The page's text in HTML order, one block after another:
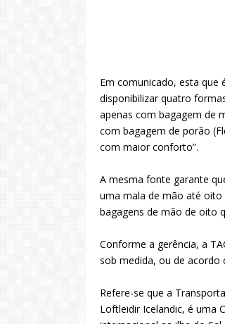
Em comunicado, esta que
disponibilizar quatro
apenas com bagagem de
com bagagem de porão
com maior conforto”.
A mesma fonte garante
uma mala de mão até oito
bagagens de mão de oito
Conforme a gerência, a
sob medida, ou de acordo
Refere-se que a
Loftleidir Icelandic, é uma